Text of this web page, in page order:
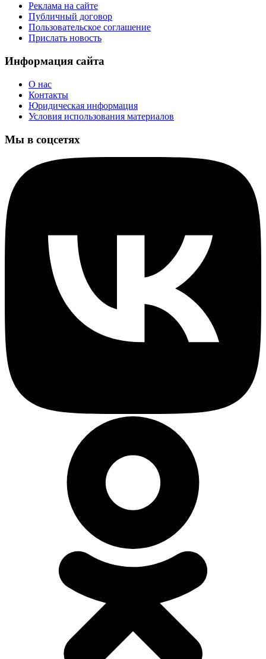
Реклама на сайте
Публичный договор
Пользовательское соглашение
Прислать новость
Информация сайта
О нас
Контакты
Юридическая информация
Условия использования материалов
Мы в соцсетях